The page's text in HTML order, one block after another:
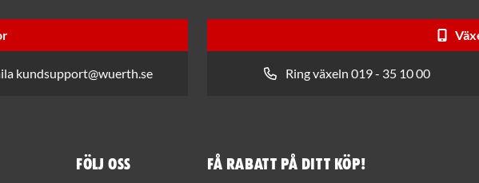
kundsupport@wuerth.se Ring växeln 019 - 35 10 00
Följ oss Få rabatt på ditt köp!